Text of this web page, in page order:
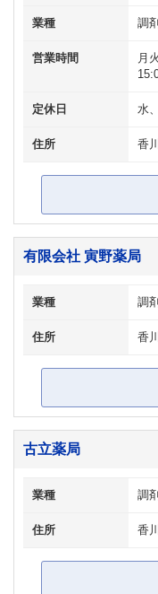
業種 調
営業時間
月
定休日 水
住所 香
有限会社 寅野薬局
業種 調
住所 香
古立薬局
業種 調
住所 香